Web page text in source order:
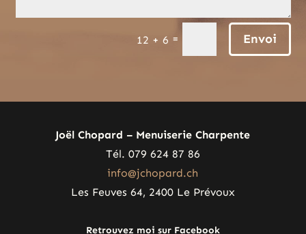
12 + 6 = Envoi
Joël Chopard – Menuiserie Charpente
Tél. 079 624 87 86
info@jchopard.ch
Les Feuves 64, 2400 Le Prévoux
Retrouvez moi sur Facebook